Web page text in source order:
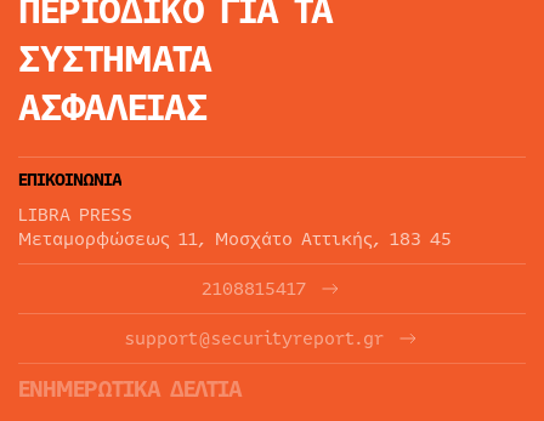
ΣΥΣΤΗΜΑΤΑ
ΑΣΦΑΛΕΙΑΣ
ΕΠΙΚΟΙΝΩΝΙΑ
LIBRA PRESS
Μεταμορφώσεως 11, Μοσχάτο Αττικής, 183 45
2108815417
support@securityreport.gr
ΕΝΗΜΕΡΩΤΙΚΑ ΔΕΛΤΙΑ